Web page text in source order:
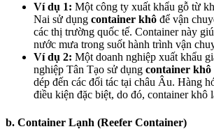
Ví dụ 1: Một công ty xuất khẩu gỗ từ
Nai sử dụng container khô để vận
các thị trường quốc tế. Container này
nước mưa trong suốt hành trình vận
Ví dụ 2: Một doanh nghiệp xuất khẩu
nghiệp Tân Tạo sử dụng container khô
dép đến các đối tác tại châu Âu. Hàng
điều kiện đặc biệt, do đó, container khô
b. Container Lạnh (Reefer Container)